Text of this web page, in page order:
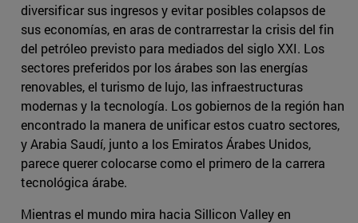
diversificar sus ingresos y evitar posibles colapsos de
sus economías, en aras de contrarrestar la crisis del fin
del petróleo previsto para mediados del siglo XXI. Los
sectores preferidos por los árabes son las energías
renovables, el turismo de lujo, las infraestructuras
modernas y la tecnología. Los gobiernos de la región han
encontrado la manera de unificar estos cuatro sectores,
y Arabia Saudí, junto a los Emiratos Árabes Unidos,
parece querer colocarse como el primero de la carrera
tecnológica árabe.
Mientras el mundo mira hacia Sillicon Valley en